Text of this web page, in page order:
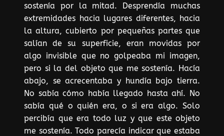
sostenía por la mitad. Desprendía muchas
extremidades hacia lugares diferentes, hacia
la altura, cubierto por pequeñas partes que
salían de su superficie, eran movidas por
algo invisible que no golpeaba mi imagen,
pero si la del objeto que me sostenía. Hacía
abajo, se acrecentaba y hundía bajo tierra.
No sabía cómo había llegado hasta ahí. No
sabía qué o quién era, o si era algo. Solo
percibía que era todo luz y que este objeto
me sostenía. Todo parecía indicar que estaba